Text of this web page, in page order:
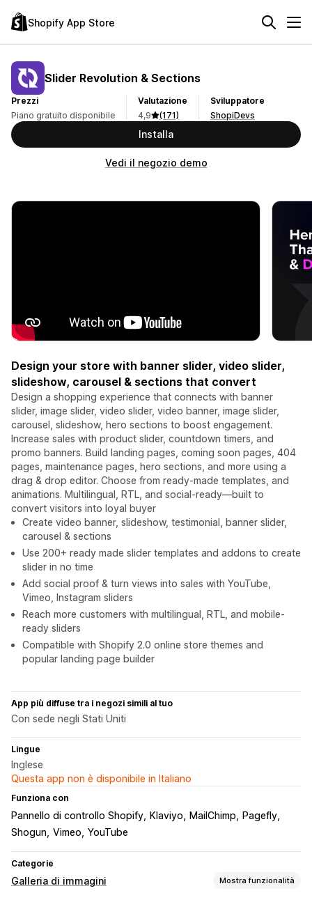
Shopify App Store
Slider Revolution & Sections
Prezzi
Piano gratuito disponibile
Valutazione
4,9
(171)
Sviluppatore
ShopiDevs
Installa
Vedi il negozio demo
Design your store with banner slider, video slider,
slideshow, carousel & sections that convert
Design a shopping experience that connects with banner
slider, image slider, video slider, video banner, image slider,
carousel, slideshow, hero sections to boost engagement.
Increase sales with product slider, countdown timers, and
promo banners. Build landing pages, ​​coming soon pages, 404
pages, maintenance pages, hero sections, and more using a
drag & drop editor. Choose from ready-made templates, and
animations. Multilingual, RTL, and social-ready—built to
convert visitors into loyal buyer
Create video banner, slideshow, testimonial, banner slider,
carousel & sections
Use 200+ ready made slider templates and addons to create
slider in no time
Add social proof & turn views into sales with YouTube,
Vimeo, Instagram sliders
Reach more customers with multilingual, RTL, and mobile-
ready sliders
Compatible with Shopify 2.0 online store themes and
popular landing page builder
App più diffuse tra i negozi simili al tuo
Con sede negli Stati Uniti
Lingue
Inglese
Questa app non è disponibile in Italiano
Funziona con
Pannello di controllo Shopify Klaviyo MailChimp
Pagefly
Shogun Vimeo YouTube
Categorie
Galleria di immagini Mostra funzionalità